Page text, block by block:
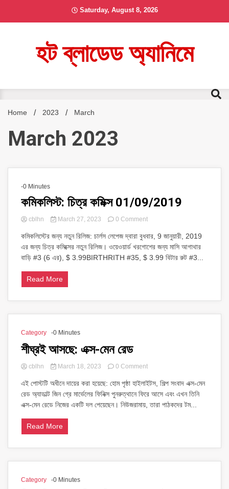
Saturday, August 8, 2026
হট ব্লাডেড অ্যানিমে
Home 2023 March
March 2023
-0 Minutes
কমিকলিস্ট: চিত্র কমিক্স 01/09/2019
cblhn March 27, 2023 0 Commenton
চিত্র
কমিক্স
01/09/2019
কমিকলিস্টের জন্য নতুন রিলিজ: চার্লস লেপেজ দ্বারা বুধবার, 9 জানুয়ারী, 2019
এর জন্য চিত্র কমিক্সের নতুন রিলিজ। ওয়েওয়ার্ড খরগোশের জন্য মাসি আগাথার
বাড়ি #3 (6 এর), $ 3.99BIRTHRITH #35, $ ​​3.99 বিটার রুট #3...
Read More
Category -0 Minutes
শীঘ্রই আসছে: এক্স-মেন রেড
cblhn March 18, 2023 0 Commenton
আসছে:
এক্স-
মেন
এই পোস্টটি অধীনে দায়ের করা হয়েছে: হোম পৃষ্ঠা হাইলাইটস, শিল্প সংবাদ এক্স-মেন
রেড অ্যাডাল্ট জিন গ্রে মার্ভেলের ফিনিক্স পুনরুত্থানে ফিরে আসে এবং এখন তিনি
এক্স-মেন রেডে নিজের একটি দল পেয়েছেন। নিউজরামায়, তারা পাঠকদের টম...
Read More
Category -0 Minutes